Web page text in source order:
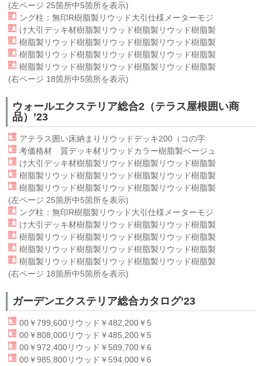
(左ページ 25箇所中5箇所を表示)
ング柱：無印R樹脂製 リウッド大引仕様メーターモジ
け大引デッキ材樹脂製 リウッド樹脂製リウッド樹脂製
樹脂製リウッド樹脂製 リウッド樹脂製リウッド樹脂製
樹脂製リウッド樹脂製 リウッド樹脂製リウッド樹脂製
樹脂製リウッド樹脂製 リウッド樹脂製リウッド樹脂製
(右ページ 18箇所中5箇所を表示)
ウォールエクステリア総合2（テラス屋根囲い商
品）’23
アテラス囲い床納まり リウッドデッキ200（コの字
考価格材 質デッキ材リウッドカラー樹脂製ベージュ
け大引デッキ材樹脂製 リウッド樹脂製リウッド樹脂製
樹脂製リウッド樹脂製 リウッド樹脂製リウッド樹脂製
樹脂製リウッド樹脂製 リウッド樹脂製リウッド樹脂製
(左ページ 25箇所中5箇所を表示)
ング柱：無印R樹脂製 リウッド大引仕様メーターモジ
け大引デッキ材樹脂製 リウッド樹脂製リウッド樹脂製
樹脂製リウッド樹脂製 リウッド樹脂製リウッド樹脂製
樹脂製リウッド樹脂製 リウッド樹脂製リウッド樹脂製
樹脂製リウッド樹脂製 リウッド樹脂製リウッド樹脂製
(右ページ 18箇所中5箇所を表示)
ガーデンエクステリア総合カタログ’23
00￥799,600リウッド ￥482,200￥5
00￥808,000リウッド ￥485,200￥5
00￥972,400リウッド ￥589,700￥6
00￥985,800リウッド ￥594,000￥6